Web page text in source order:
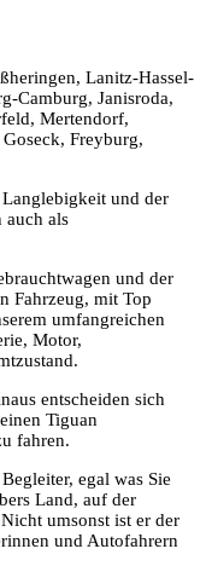
Lanitz-Hassel-
Camburg, Janisroda,
Mertendorf,
Freyburg,
und der
auch als
und der
Fahrzeug, mit Top
umfangreichen
Motor,
entscheiden sich
Tiguan
fahren.
egal was Sie
Land, auf der
umsonst ist er der
und Autofahrern